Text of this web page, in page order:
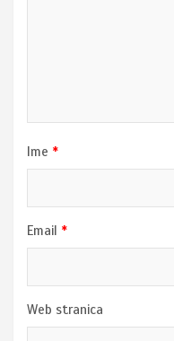
Ime *
Email *
Web stranica